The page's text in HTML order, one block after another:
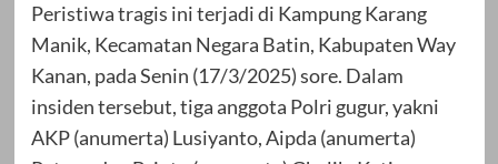
Peristiwa tragis ini terjadi di Kampung Karang
Manik, Kecamatan Negara Batin, Kabupaten Way
Kanan, pada Senin (17/3/2025) sore. Dalam
insiden tersebut, tiga anggota Polri gugur, yakni
AKP (anumerta) Lusiyanto, Aipda (anumerta)